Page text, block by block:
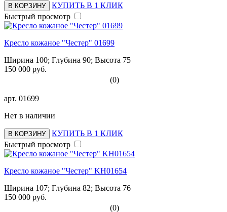
В КОРЗИНУ
КУПИТЬ В 1 КЛИК
Быстрый просмотр
Кресло кожаное "Честер" 01699
Ширина 100; Глубина 90; Высота 75
150 000 руб.
(0)
арт. 01699
Нет в наличии
В КОРЗИНУ
КУПИТЬ В 1 КЛИК
Быстрый просмотр
Кресло кожаное "Честер" KH01654
Ширина 107; Глубина 82; Высота 76
150 000 руб.
(0)